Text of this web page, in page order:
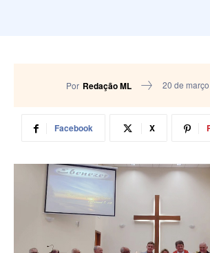
Por Redação ML 20 de
Facebook X